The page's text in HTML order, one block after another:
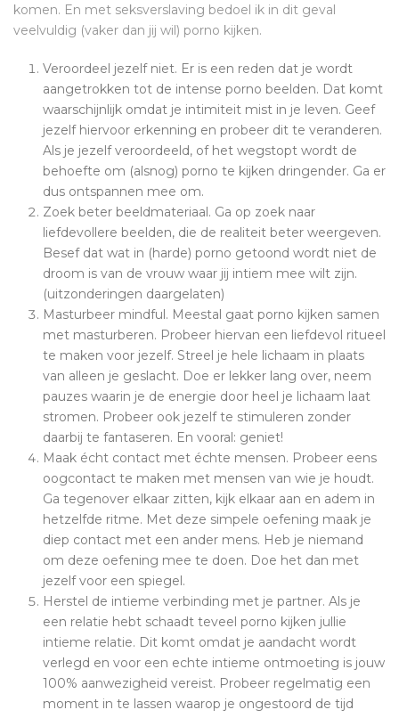
komen. En met seksverslaving bedoel ik in dit geval
veelvuldig (vaker dan jij wil) porno kijken.
Veroordeel jezelf niet. Er is een reden dat je wordt
aangetrokken tot de intense porno beelden. Dat komt
waarschijnlijk omdat je intimiteit mist in je leven. Geef
jezelf hiervoor erkenning en probeer dit te veranderen.
Als je jezelf veroordeeld, of het wegstopt wordt de
behoefte om (alsnog) porno te kijken dringender. Ga er
dus ontspannen mee om.
Zoek beter beeldmateriaal. Ga op zoek naar
liefdevollere beelden, die de realiteit beter weergeven.
Besef dat wat in (harde) porno getoond wordt niet de
droom is van de vrouw waar jij intiem mee wilt zijn.
(uitzonderingen daargelaten)
Masturbeer mindful. Meestal gaat porno kijken samen
met masturberen. Probeer hiervan een liefdevol ritueel
te maken voor jezelf. Streel je hele lichaam in plaats
van alleen je geslacht. Doe er lekker lang over, neem
pauzes waarin je de energie door heel je lichaam laat
stromen. Probeer ook jezelf te stimuleren zonder
daarbij te fantaseren. En vooral: geniet!
Maak écht contact met échte mensen. Probeer eens
oogcontact te maken met mensen van wie je houdt.
Ga tegenover elkaar zitten, kijk elkaar aan en adem in
hetzelfde ritme. Met deze simpele oefening maak je
diep contact met een ander mens. Heb je niemand
om deze oefening mee te doen. Doe het dan met
jezelf voor een spiegel.
Herstel de intieme verbinding met je partner. Als je
een relatie hebt schaadt teveel porno kijken jullie
intieme relatie. Dit komt omdat je aandacht wordt
verlegd en voor een echte intieme ontmoeting is jouw
100% aanwezigheid vereist. Probeer regelmatig een
moment in te lassen waarop je ongestoord de tijd